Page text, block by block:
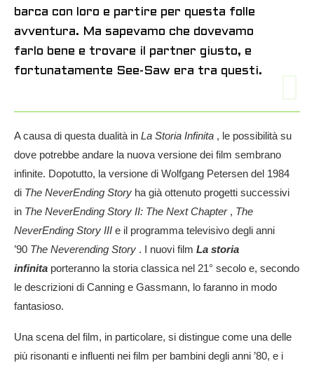
barca con loro e partire per questa folle
avventura. Ma sapevamo che dovevamo
farlo bene e trovare il partner giusto, e
fortunatamente See-Saw era tra questi.
A causa di questa dualità in La Storia Infinita , le possibilità su
dove potrebbe andare la nuova versione dei film sembrano
infinite. Dopotutto, la versione di Wolfgang Petersen del 1984
di The NeverEnding Story ha già ottenuto progetti successivi
in ​​The NeverEnding Story II: The Next Chapter, The
NeverEnding Story III e il programma televisivo degli anni
’90 The Neverending Story . I nuovi film La storia
infinita porteranno la storia classica nel 21° secolo e, secondo
le descrizioni di Canning e Gassmann, lo faranno in modo
fantasioso.
Una scena del film, in particolare, si distingue come una delle
più risonanti e influenti nei film per bambini degli anni ’80, e i